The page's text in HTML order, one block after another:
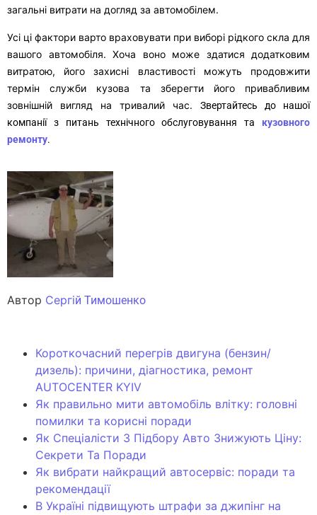
загальні витрати на догляд за автомобілем.
Усі ці фактори варто враховувати при виборі рідкого скла для
вашого автомобіля. Хоча воно може здатися додатковим
витратою, його захисні властивості можуть продовжити
термін служби кузова та зберегти його привабливим
зовнішній вигляд на тривалий час. Звертайтесь до нашої
компанії з питань технічного обслуговування та кузовного
ремонту.
Автор Сергій Тимошенко
Короткочасний перегрів двигуна (бензин/
дизель): причини, діагностика, ремонт
AUTOCENTER KYIV
Як правильно мити автомобіль влітку: головні
помилки та корисні поради
Як Спеціалісти З Підбору Авто Знижують Ціну:
Секрети Та Поради
Як вибрати найкращий автосервіс: поради та
рекомендації
В Україні підвищують штрафи за джипінг на